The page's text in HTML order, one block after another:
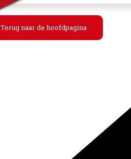
Terug naar de hoofdpagina